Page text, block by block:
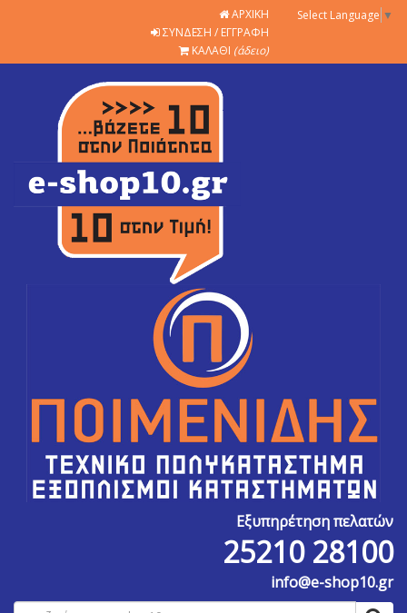
Select Language ▼
ΑΡΧΙΚΗ
ΣΥΝΔΕΣΗ / ΕΓΓΡΑΦΗ
ΚΑΛΑΘΙ (άδειο)
Εξυπηρέτηση πελατών
25210 28100
info@e-shop10.gr